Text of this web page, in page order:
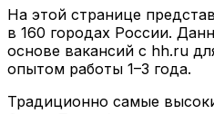
На этой странице
в 160 городах России.
основе вакансий с hh.ru
опытом работы 1–3 года.
Традиционно самые